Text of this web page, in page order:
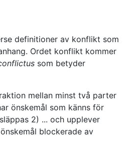
definitioner av konflikt som
Ordet konflikt kommer
som betyder
mellan minst två parter
önskemål som känns för
2) ... och upplever
blockerade av